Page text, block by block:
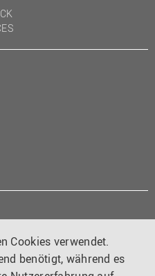
Cookies verwendet.
benötigt, während es